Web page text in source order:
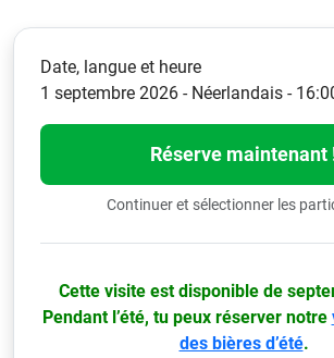
Date, langue et heure
1 septembre 2026 - Néerlandais -
Réserve maintenant
Continuer et sélectionner les
Cette visite est disponible de
Pendant l’été, tu peux réserver notre
des bières d’été.